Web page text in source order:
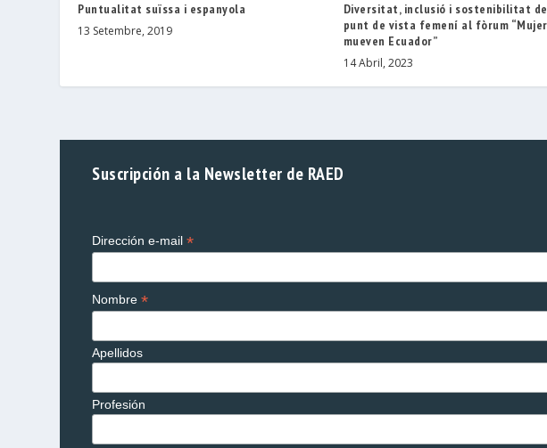
Puntualitat suïssa i espanyola
13 Setembre, 2019
Diversitat, inclusió i sostenibilitat
punt de vista femení al fòrum
mueven Ecuador”
14 Abril, 2023
Suscripción a la Newsletter de RAED
Dirección e-mail*
Nombre*
Apellidos
Profesión